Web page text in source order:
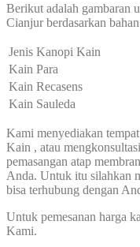
Berikut adalah gambaran
Cianjur berdasarkan
Jenis Kanopi Kain
Kain Para
Kain Recasens
Kain Sauleda
Kami menyediakan
Kain , atau
pemasangan atap
Anda. Untuk itu silahkan
bisa terhubung dengan
Untuk pemesanan harga
Kami.